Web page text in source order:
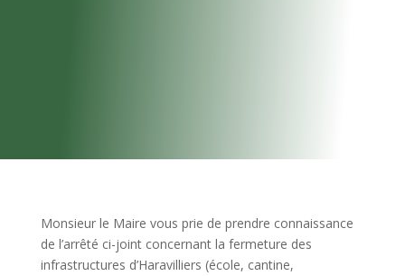
Monsieur le Maire vous prie de prendre connaissance
de l’arrêté ci-joint concernant la fermeture des
infrastructures d’Haravilliers (école, cantine,